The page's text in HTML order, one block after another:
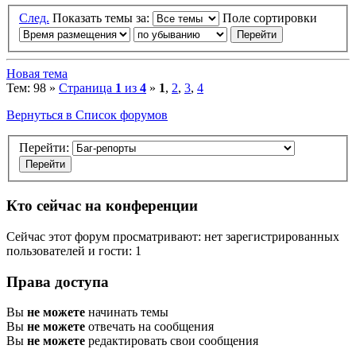
След. Показать темы за: Поле сортировки
Новая тема
Тем: 98 » Страница 1 из 4 » 1, 2, 3, 4
Вернуться в Список форумов
Перейти:
Кто сейчас на конференции
Сейчас этот форум просматривают: нет зарегистрированных
пользователей и гости: 1
Права доступа
Вы не можете начинать темы
Вы не можете отвечать на сообщения
Вы не можете редактировать свои сообщения